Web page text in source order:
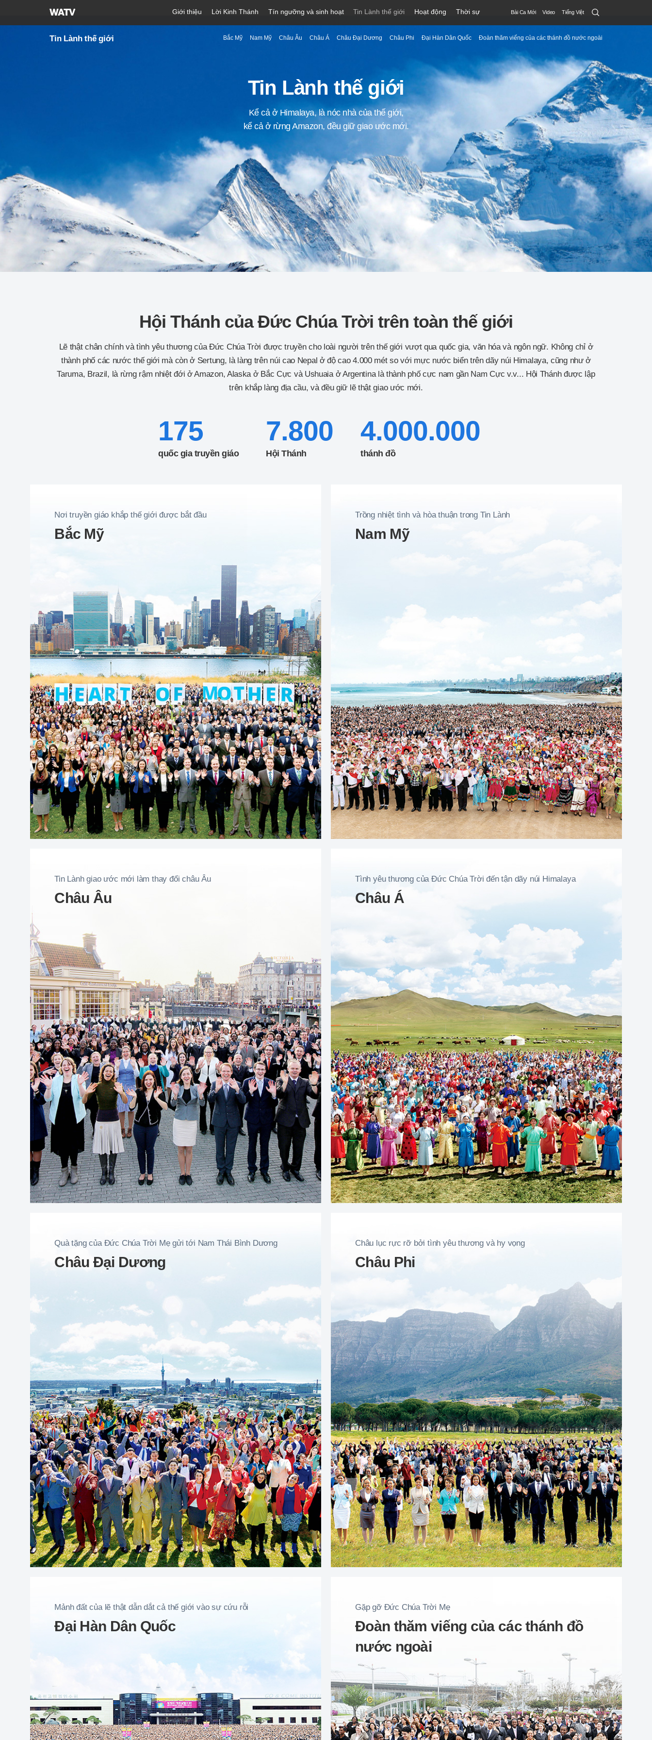
Hội
của
Giới thiệu Lời Kinh Thánh Tín ngưỡng và sinh hoạt Tin Lành thế giới Hoạt động Thời sự Bài Ca Mới Video Tiếng Việt Search
Submit
Tin Lành thế giới Bắc Mỹ Nam Mỹ Châu Âu Châu Á Châu Đại Dương Châu Phi Đại Hàn Dân Quốc
Đoàn thăm viếng của các thánh đồ nước ngoài
toggle
button
Tin Lành thế giới
Kể cả ở Himalaya, là nóc nhà của thế giới,
kể cả ở rừng Amazon, đều giữ giao ước mới.
Hội Thánh của Đức Chúa Trời trên toàn thế giới
Lẽ thật chân chính và tình yêu thương của Đức Chúa Trời được truyền cho loài người trên thế giới vượt qua quốc gia, văn hóa và ngôn ngữ. Không chỉ ở
thành phố các nước thế giới mà còn ở Sertung, là làng trên núi cao Nepal ở độ cao 4.000 mét so với mực nước biển trên dãy núi Himalaya, cũng như ở
Taruma, Brazil, là rừng rậm nhiệt đới ở Amazon, Alaska ở Bắc Cực và Ushuaia ở Argentina là thành phố cực nam gần Nam Cực v.v... Hội Thánh được lập
trên khắp làng địa cầu, và đều giữ lẽ thật giao ước mới.
175
quốc gia truyền giáo
7.800
Hội Thánh
4.000.000
thánh đồ
Nơi truyền giáo khắp thế giới được bắt đầu
Bắc Mỹ
Trồng nhiệt tình và hòa thuận trong Tin Lành
Nam Mỹ
Tin Lành giao ước mới làm thay đổi châu Âu
Châu Âu
Tình yêu thương của Đức Chúa Trời đến tận dãy núi Himalaya
Châu Á
Quà tặng của Đức Chúa Trời Mẹ gửi tới Nam Thái Bình Dương
Châu Đại Dương
Châu lục rực rỡ bởi tình yêu thương và hy vọng
Châu Phi
Mảnh đất của lẽ thật dẫn dắt cả thế giới vào sự cứu rỗi
Đại Hàn Dân Quốc
Gặp gỡ Đức Chúa Trời Mẹ
Đoàn thăm viếng của các thánh đồ
nước ngoài